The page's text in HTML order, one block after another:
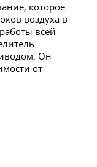
которое
воздуха в
всей
—
Он
от